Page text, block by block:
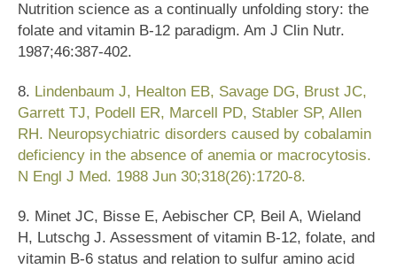
Nutrition science as a continually unfolding story: the
folate and vitamin B-12 paradigm. Am J Clin Nutr.
1987;46:387-402.
8. Lindenbaum J, Healton EB, Savage DG, Brust JC,
Garrett TJ, Podell ER, Marcell PD, Stabler SP, Allen
RH. Neuropsychiatric disorders caused by cobalamin
deficiency in the absence of anemia or macrocytosis.
N Engl J Med. 1988 Jun 30;318(26):1720-8.
9. Minet JC, Bisse E, Aebischer CP, Beil A, Wieland
H, Lutschg J. Assessment of vitamin B-12, folate, and
vitamin B-6 status and relation to sulfur amino acid